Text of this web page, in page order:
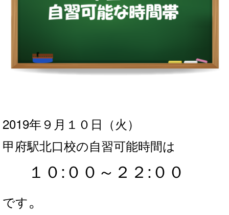
2019年９月１０ 日（火）
甲府駅北口校の自習可能時間は
１０:００～２２ :０ ０
です。